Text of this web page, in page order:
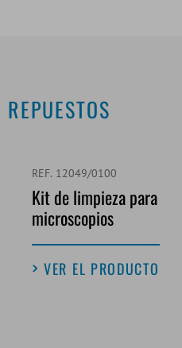
REPUESTOS
REF. 12049/0100
Kit de limpieza para
microscopios
VER EL PRODUCTO